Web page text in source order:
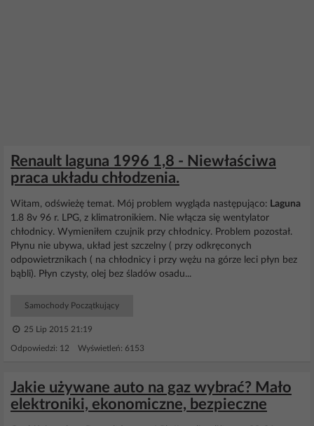
Renault laguna 1996 1,8 - Niewłaściwa
praca układu chłodzenia.
Witam, odświeżę temat. Mój problem wygląda następująco: Laguna
1.8 8v 96 r. LPG, z klimatronikiem. Nie włącza się wentylator
chłodnicy. Wymieniłem czujnik przy chłodnicy. Problem pozostał.
Płynu nie ubywa, układ jest szczelny ( przy odkręconych
odpowietrznikach ( na chłodnicy i przy wężu na górze leci płyn bez
bąbli). Płyn czysty, olej bez śladów osadu...
Samochody Początkujący
25 Lip 2015 21:19
Odpowiedzi: 12 Wyświetleń: 6153
Jakie używane auto na gaz wybrać? Mało
elektroniki, ekonomiczne, bezpieczne